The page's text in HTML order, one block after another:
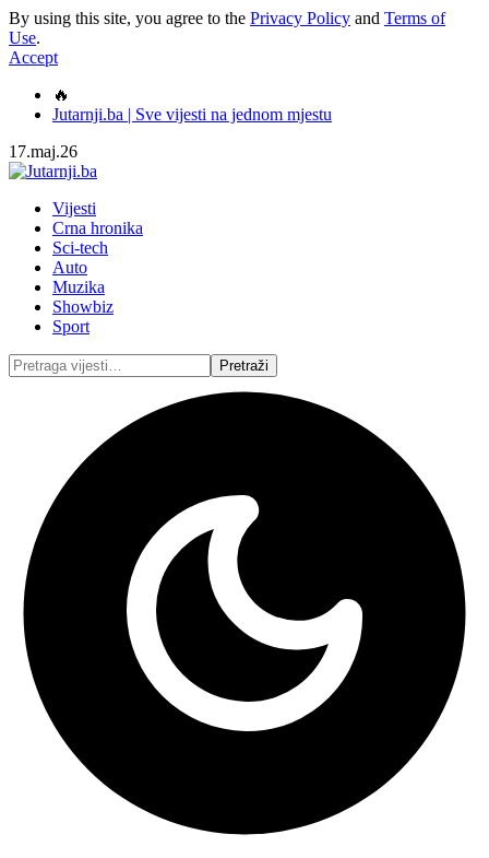
By using this site, you agree to the Privacy Policy and Terms of
Use.
Accept
🔥
Jutarnji.ba | Sve vijesti na jednom mjestu
17.maj.26
Vijesti
Crna hronika
Sci-tech
Auto
Muzika
Showbiz
Sport